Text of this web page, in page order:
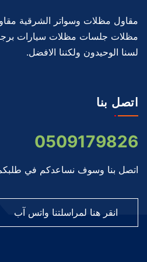
مقاول مظلات وسواتر الشرقية
مظلات جلسات مظلات سيارات
لسنا الوحيدون ولكننا الافضل.
اتصل بنا
0509179826
اتصل بنا وسوف نساعدكم في
انقر هنا لمراسلتنا واتس آب